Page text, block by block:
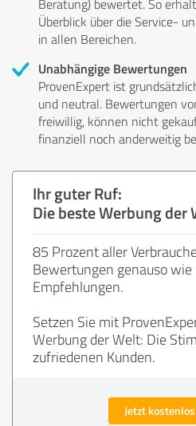
Beratung) bewertet. So
Überblick über die Service-
in allen Bereichen.
Unabhängige Bewertungen
ProvenExpert ist
und neutral. Bewertungen
freiwillig, können nicht
finanziell noch anderweitig
Ihr guter Ruf:
Die beste Werbung der
85 Prozent aller
Bewertungen genauso
Empfehlungen.
Setzen Sie mit
Werbung der Welt: Die
zufriedenen Kunden.
Jetzt